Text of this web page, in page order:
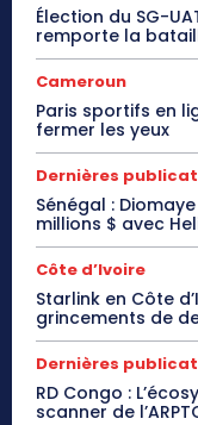
Élection du SG-
remporte la
Cameroun
Paris sportifs en
fermer les yeux
Dernières
Sénégal :
millions $ avec
Côte d’Ivoire
Starlink en Côte
grincements de
Dernières
RD Congo :
scanner de